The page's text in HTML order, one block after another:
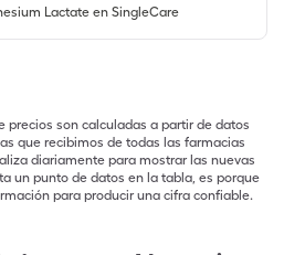
Lactate en SingleCare
precios son calculadas a partir de datos
que recibimos de todas las farmacias
diariamente para mostrar las nuevas
un punto de datos en la tabla, es porque
para producir una cifra confiable.